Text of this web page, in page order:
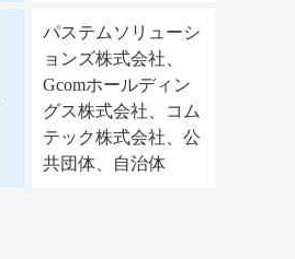
パステムソリューシ
ョンズ株式会社、
Gcomホールディン
グス株式会社、コム
テック株式会社、公
共団体、自治体